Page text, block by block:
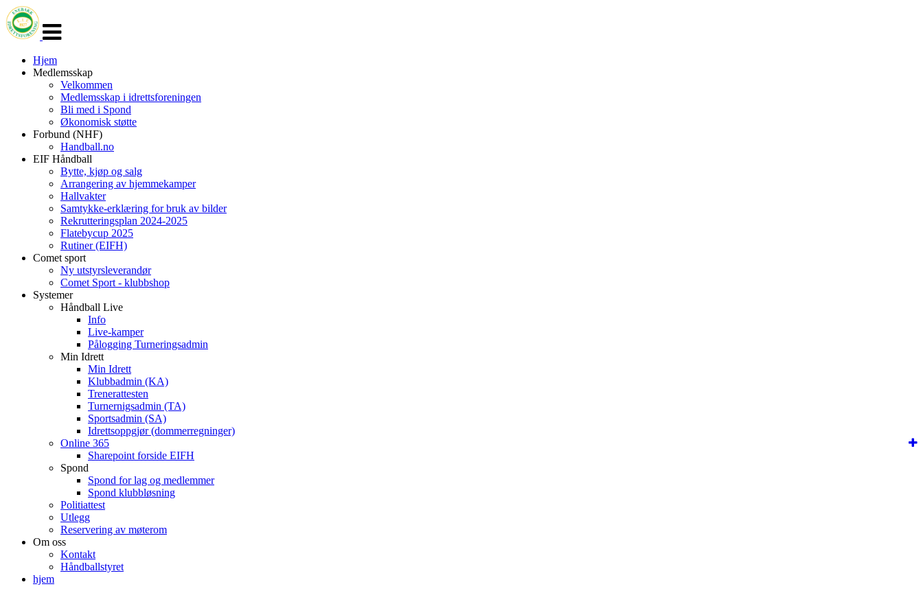
navigasjon
Hjem
Medlemsskap
Velkommen
Medlemsskap i idrettsforeningen
Bli med i Spond
Økonomisk støtte
Forbund (NHF)
Handball.no
EIF Håndball
Bytte, kjøp og salg
Arrangering av hjemmekamper
Hallvakter
Samtykke-erklæring for bruk av bilder
Rekrutteringsplan 2024-2025
Flatebycup 2025
Rutiner (EIFH)
Comet sport
Ny utstyrsleverandør
Comet Sport - klubbshop
Systemer
Håndball Live
Info
Live-kamper
Pålogging Turneringsadmin
Min Idrett
Min Idrett
Klubbadmin (KA)
Trenerattesten
Turnernigsadmin (TA)
Sportsadmin (SA)
Idrettsoppgjør (dommerregninger)
Online 365
Sharepoint forside EIFH
Spond
Spond for lag og medlemmer
Spond klubbløsning
Politiattest
Utlegg
Reservering av møterom
Om oss
Kontakt
Håndballstyret
hjem